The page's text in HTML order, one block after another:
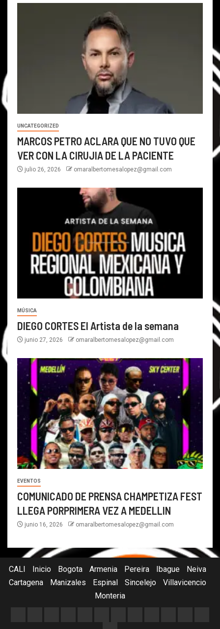
UNCATEGORIZED
MARCOS PETRO ACLARA QUE NO TUVO QUE
VER CON LA CIRUJIA DE LA PACIENTE
julio 26, 2026 omaralbertomesalopez@gmail.com
MÚSICA
DIEGO CORTES El Artista de la semana
junio 27, 2026 omaralbertomesalopez@gmail.com
EVENTOS
COMUNICADO DE PRENSA CHAMPETIZA FEST
LLEGA PORPRIMERA VEZ A MEDELLIN
junio 16, 2026 omaralbertomesalopez@gmail.com
CALI Inicio Bogota Armenia Pereira Ibague
Neiva
Cartagena
Manizales Espinal Sincelejo
Villavicencio
Monteria